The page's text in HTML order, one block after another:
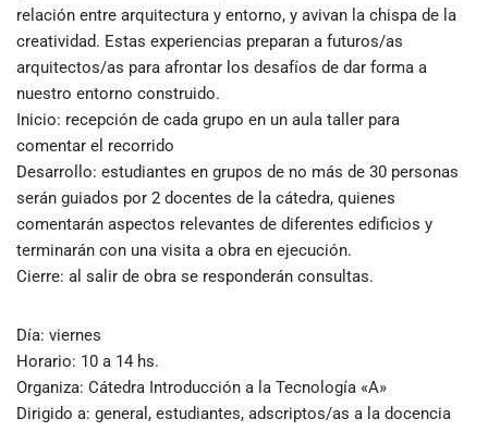
relación entre arquitectura y entorno, y avivan la chispa de la
creatividad. Estas experiencias preparan a futuros/as
arquitectos/as para afrontar los desafíos de dar forma a
nuestro entorno construido.
Inicio: recepción de cada grupo en un aula taller para
comentar el recorrido
Desarrollo: estudiantes en grupos de no más de 30 personas
serán guiados por 2 docentes de la cátedra, quienes
comentarán aspectos relevantes de diferentes edificios y
terminarán con una visita a obra en ejecución.
Cierre: al salir de obra se responderán consultas.
Día: viernes
Horario: 10 a 14 hs.
Organiza: Cátedra Introducción a la Tecnología «A»
Dirigido a: general, estudiantes, adscriptos/as a la docencia